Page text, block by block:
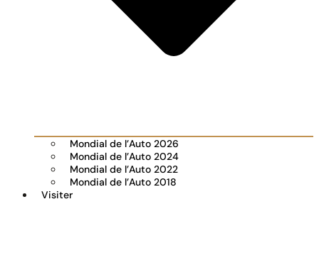
Mondial de l’Auto 2026
Mondial de l’Auto 2024
Mondial de l’Auto 2022
Mondial de l’Auto 2018
Visiter